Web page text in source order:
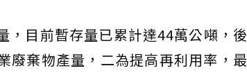
，目前暫存量已累計達44萬公噸，後
廢棄物產量，二為提高再利用率，最